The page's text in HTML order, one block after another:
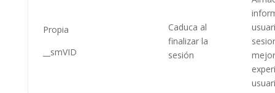
Propia
__smVID
Caduca al
finalizar la
sesión